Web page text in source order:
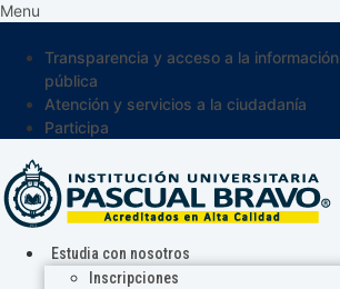
Menu
Transparencia y acceso a la información
pública
Atención y servicios a la ciudadanía
Participa
Estudia con nosotros
Inscripciones